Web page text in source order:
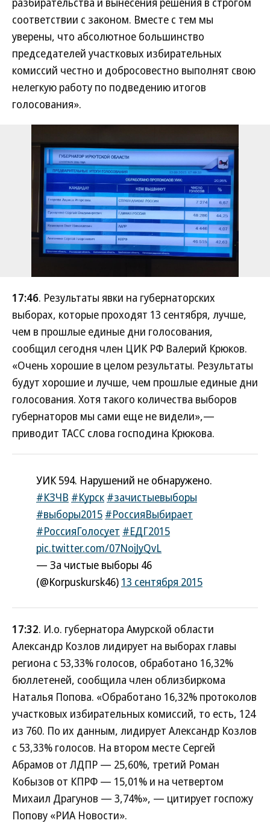
соответствии с законом. Вместе с тем мы
уверены, что абсолютное большинство
председателей участковых избирательных
комиссий честно и добросовестно выполнят свою
нелегкую работу по подведению итогов
голосования».
17:46. Результаты явки на губернаторских
выборах, которые проходят 13 сентября, лучше,
чем в прошлые единые дни голосования,
сообщил сегодня член ЦИК РФ Валерий Крюков.
«Очень хорошие в целом результаты. Результаты
будут хорошие и лучше, чем прошлые единые дни
голосования. Хотя такого количества выборов
губернаторов мы сами еще не видели»,—
приводит ТАСС слова господина Крюкова.
УИК 594. Нарушений не обнаружено.
#КЗЧВ #Курск #зачистыевыборы
#выборы2015 #РоссияВыбирает
#РоссияГолосует #ЕДГ2015
pic.twitter.com/07NoiJyQvL
— За чистые выборы 46
(@Korpuskursk46) 13 сентября 2015
17:32. И.о. губернатора Амурской области
Александр Козлов лидирует на выборах главы
региона с 53,33% голосов, обработано 16,32%
бюллетеней, сообщила член облизбиркома
Наталья Попова. «Обработано 16,32% протоколов
участковых избирательных комиссий, то есть, 124
из 760. По их данным, лидирует Александр Козлов
с 53,33% голосов. На втором месте Сергей
Абрамов от ЛДПР — 25,60%, третий Роман
Кобызов от КПРФ — 15,01% и на четвертом
Михаил Драгунов — 3,74%», — цитирует госпожу
Попову «РИА Новости».